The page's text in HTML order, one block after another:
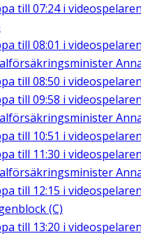
till 07:24i videospelaren
till 08:01 i videospelaren
till 08:50 i videospelaren
till 09:58 i videospelaren
till 10:51 i videospelaren
till 11:30 i videospelaren
till 12:15 i videospelaren
(C)
till 13:20 i videospelaren